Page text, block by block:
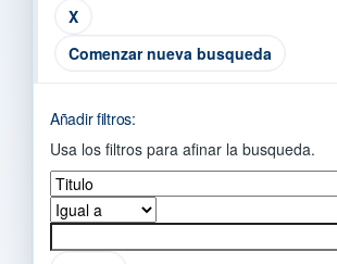
Comenzar nueva busqueda
Añadir filtros:
Usa los filtros para afinar la busqueda.